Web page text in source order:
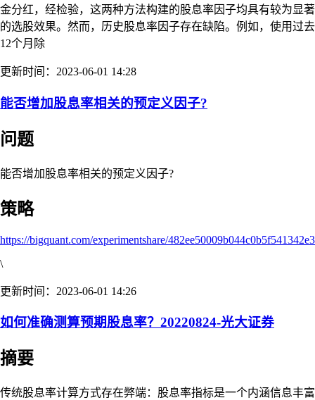
金分红，经检验，这两种方法构建的股息率因子均具有较为显著
的选股效果。然而，历史股息率因子存在缺陷。例如，使用过去
12个月除
更新时间：2023-06-01 14:28
能否增加股息率相关的预定义因子?
问题
能否增加股息率相关的预定义因子?
策略
https://bigquant.com/experimentshare/
\
更新时间：2023-06-01 14:26
如何准确测算预期股息率？20220824-光大证券
摘要
传统股息率计算方式存在弊端：股息率指标是一个内涵信息丰富